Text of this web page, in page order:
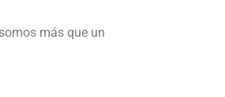
más que un